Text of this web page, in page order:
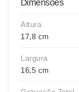
Dimensões
Altura
17,8 cm
Largura
16,5 cm